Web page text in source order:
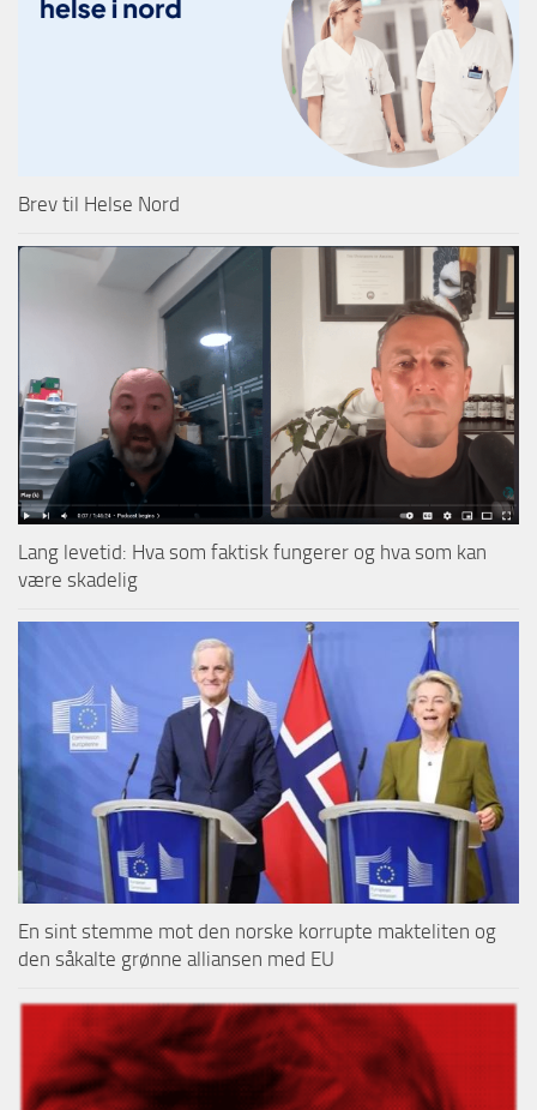
Brev til Helse Nord
Lang levetid: Hva som faktisk fungerer og hva som kan
være skadelig
En sint stemme mot den norske korrupte makteliten og
den såkalte grønne alliansen med EU